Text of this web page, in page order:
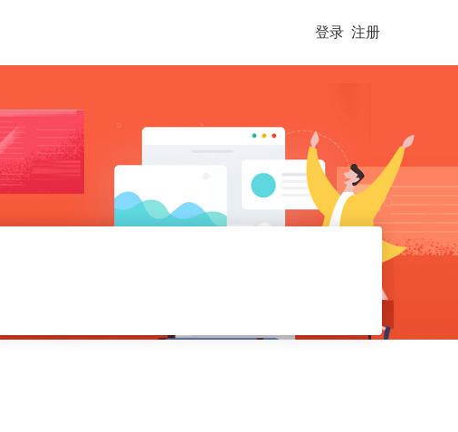
登录 注册